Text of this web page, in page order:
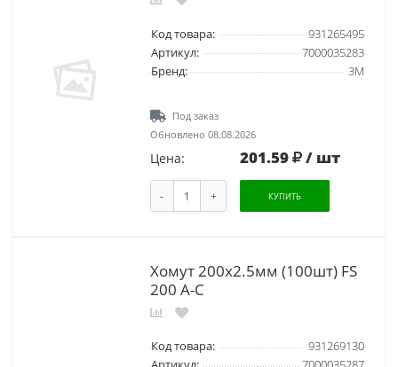
Код товара:
931265495
Артикул:
7000035283
Бренд:
3М
Под заказ
Обновлено 08.08.2026
Цена: 201.59 / шт
- + КУПИТЬ
Хомут 200х2.5мм (100шт) FS
200 A-C
Код товара:
931269130